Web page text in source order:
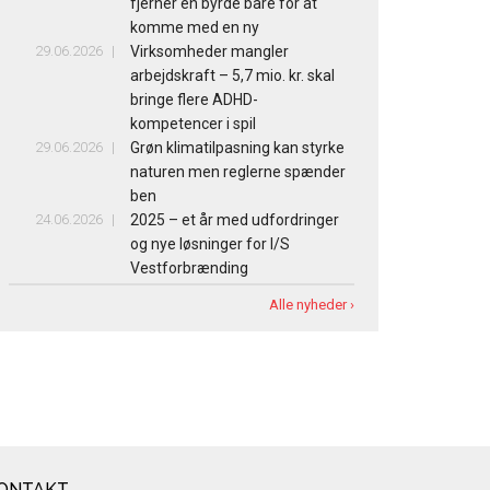
fjerner en byrde bare for at
komme med en ny
29.06.2026
Virksomheder mangler
arbejdskraft – 5,7 mio. kr. skal
bringe flere ADHD-
kompetencer i spil
29.06.2026
Grøn klimatilpasning kan styrke
naturen men reglerne spænder
ben
24.06.2026
2025 – et år med udfordringer
og nye løsninger for I/S
Vestforbrænding
Alle nyheder ›